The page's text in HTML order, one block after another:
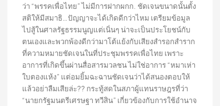
ว่า “พรรคเพื่อไทย” ไม่มีการฝากผกก. ชัดเจนขนาดนั้นตั้ง
สติให้มีสมาธิ…ปัญญาจะได้เกิดดีกว่าไหม เตรียมข้อมูล
ไปสู้ในศาลรัฐธรรมนูญแต่เนิ่นๆ น่าจะเป็นประโยชน์กับ
ตนเองและพวกพ้องดีกว่ามาโต้แย้งกับเสียงสำรอกสำราก
ที่ความหมายชัดเจนในที่ประชุมพรรคเพื่อไทย เพราะ
อาการที่เกิดขึ้นผ่านสื่อสารมวลชน ไม่ใช่อาการ “หมาเห่า
ใบตองแห้ง” แต่อมยิ้มฉะฉานชัดเจนว่าได้สนองตอบให้
แล้วอย่าลืมเสียล่ะ?? กระทู้สดในสภาผู้แทนราษฎรที่ว่า
“นายกรัฐมนตรีเศรษฐา ทวีสิน” เกี่ยวข้องกับการใช้อำนาจ